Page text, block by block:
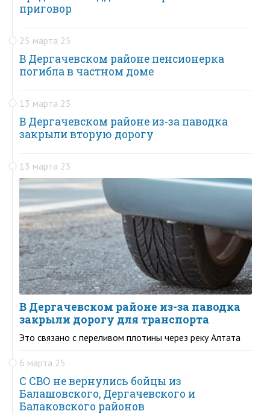
приговор
25 марта 25
В Дергачевском районе пенсионерка
погибла в частном доме
13 марта 25
В Дергачевском районе из-за паводка
закрыли вторую дорогу
13 марта 25
В Дергачевском районе из-за паводка
закрыли дорогу для транспорта
Это связано с переливом плотины через реку Алтата
6 марта 25
С СВО не вернулись бойцы из
Балашовского, Дергачевского и
Балаковского районов